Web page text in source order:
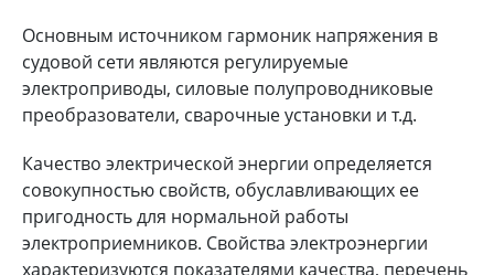
Основным источником гармоник напряжения в
судовой сети являются регулируемые
электроприводы, силовые полупроводниковые
преобразователи, сварочные установки и т.д.
Качество электрической энергии определяется
совокупностью свойств, обуславливающих ее
пригодность для нормальной работы
электроприемников. Свойства электроэнергии
характеризуются показателями качества, перечень